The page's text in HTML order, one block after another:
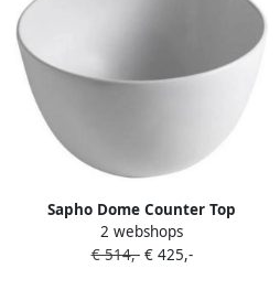
Sapho Dome Counter Top
Keramische Wastafel hoog Ø 45
5cm wit
2 webshops
€ 514,-€ 425,-